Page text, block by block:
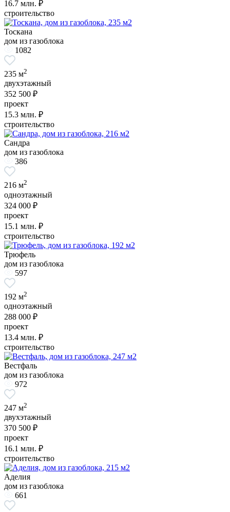
16.7 млн. ₽
строительство
Тоскана
дом из газоблока
1082
235 м2
двухэтажный
352 500 ₽
проект
15.3 млн. ₽
строительство
Сандра
дом из газоблока
386
216 м2
одноэтажный
324 000 ₽
проект
15.1 млн. ₽
строительство
Трюфель
дом из газоблока
597
192 м2
одноэтажный
288 000 ₽
проект
13.4 млн. ₽
строительство
Вестфаль
дом из газоблока
972
247 м2
двухэтажный
370 500 ₽
проект
16.1 млн. ₽
строительство
Аделия
дом из газоблока
661